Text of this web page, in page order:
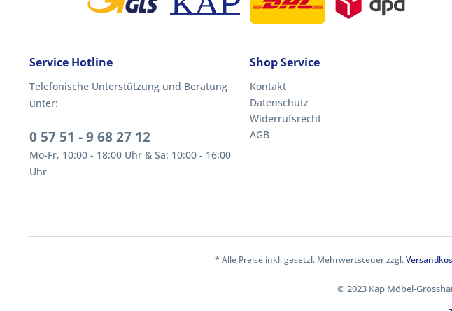
Service Hotline
Telefonische Unterstützung und Beratung
unter:
0 57 51 - 9 68 27 12
Mo-Fr, 10:00 - 18:00 Uhr & Sa: 10:00 - 16:00
Uhr
Shop Service
Kontakt
Datenschutz
Widerrufsrecht
AGB
* Alle Preise inkl. gesetzl. Mehrwertsteuer zzgl.
© 2023 Kap Möbel-